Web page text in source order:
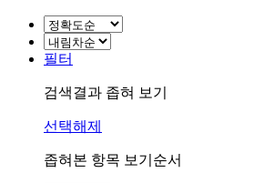
필터
검색결과 좁혀 보기
선택해제
좁혀본 항목 보기순서